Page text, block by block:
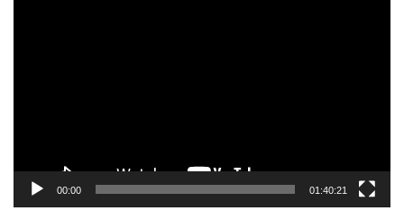
00:00 01:40:21